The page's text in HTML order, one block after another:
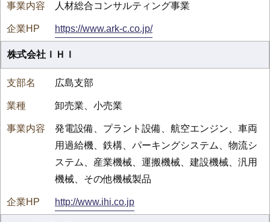
人材総合コンサルティング事業
https://www.ark-c.co.jp/
株式会社ＩＨＩ
広島支部
卸売業、小売業
発電設備、プラント設備、航空エンジン、車両
用過給機、鉄構、パーキングシステム、物流シ
ステム、産業機械、運搬機械、建設機械、汎用
機械、その他機械製品
http://www.ihi.co.jp